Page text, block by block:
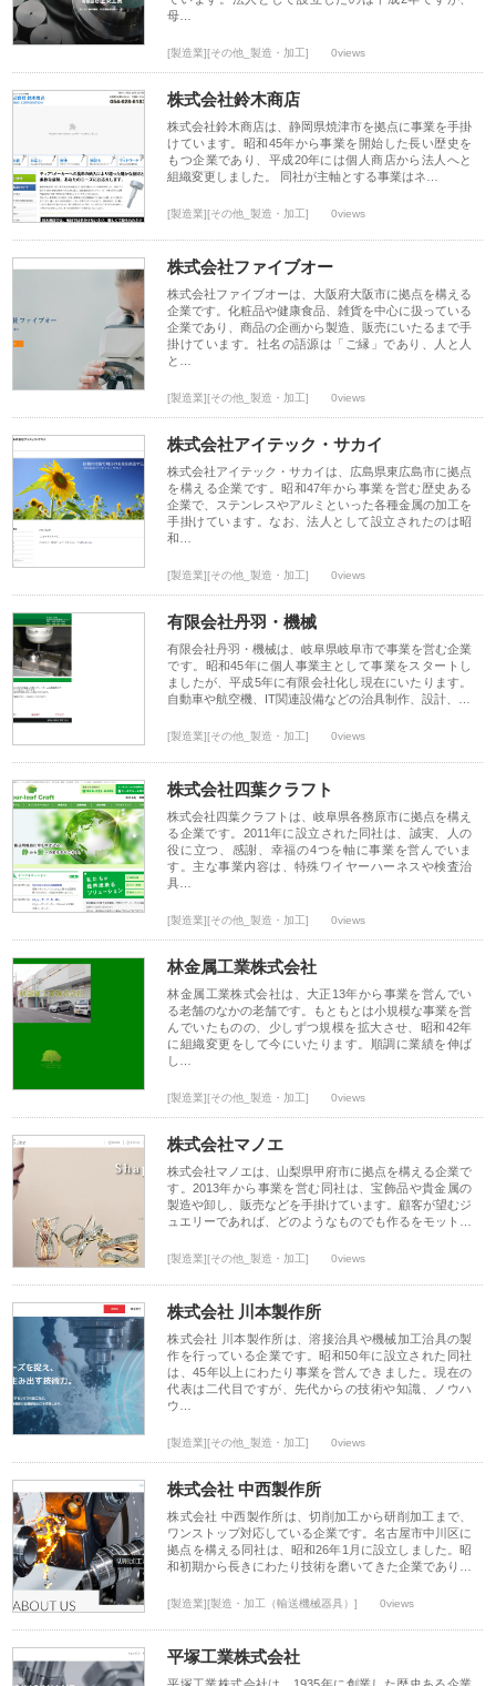
母…
[製造業][その他_製造・加工] 0views
株式会社鈴木商店
株式会社鈴木商店は、静岡県焼津市を拠点に事業を手掛
けています。昭和45年から事業を開始した長い歴史を
もつ企業であり、平成20年には個人商店から法人へと
組織変更しました。 同社が主軸とする事業はネ…
[製造業][その他_製造・加工] 0views
株式会社ファイブオー
株式会社ファイブオーは、大阪府大阪市に拠点を構える
企業です。化粧品や健康食品、雑貨を中心に扱っている
企業であり、商品の企画から製造、販売にいたるまで手
掛けています。社名の語源は「ご縁」であり、人と人
と…
[製造業][その他_製造・加工] 0views
株式会社アイテック・サカイ
株式会社アイテック・サカイは、広島県東広島市に拠点
を構える企業です。昭和47年から事業を営む歴史ある
企業で、ステンレスやアルミといった各種金属の加工を
手掛けています。なお、法人として設立されたのは昭
和…
[製造業][その他_製造・加工] 0views
有限会社丹羽・機械
有限会社丹羽・機械は、岐阜県岐阜市で事業を営む企業
です。昭和45年に個人事業主として事業をスタートし
ましたが、平成5年に有限会社化し現在にいたります。
自動車や航空機、IT関連設備などの治具制作、設計、…
[製造業][その他_製造・加工] 0views
株式会社四葉クラフト
株式会社四葉クラフトは、岐阜県各務原市に拠点を構え
る企業です。2011年に設立された同社は、誠実、人の
役に立つ、感謝、幸福の4つを軸に事業を営んでいま
す。主な事業内容は、特殊ワイヤーハーネスや検査治
具…
[製造業][その他_製造・加工] 0views
林金属工業株式会社
林金属工業株式会社は、大正13年から事業を営んでい
る老舗のなかの老舗です。もともとは小規模な事業を営
んでいたものの、少しずつ規模を拡大させ、昭和42年
に組織変更をして今にいたります。順調に業績を伸ば
し…
[製造業][その他_製造・加工] 0views
株式会社マノエ
株式会社マノエは、山梨県甲府市に拠点を構える企業で
す。2013年から事業を営む同社は、宝飾品や貴金属の
製造や卸し、販売などを手掛けています。顧客が望むジ
ュエリーであれば、どのようなものでも作るをモット…
[製造業][その他_製造・加工] 0views
株式会社 川本製作所
株式会社 川本製作所は、溶接治具や機械加工治具の製
作を行っている企業です。昭和50年に設立された同社
は、45年以上にわたり事業を営んできました。現在の
代表は二代目ですが、先代からの技術や知識、ノウハ
ウ…
[製造業][その他_製造・加工] 0views
株式会社 中西製作所
株式会社 中西製作所は、切削加工から研削加工まで、
ワンストップ対応している企業です。名古屋市中川区に
拠点を構える同社は、昭和26年1月に設立しました。昭
和初期から長きにわたり技術を磨いてきた企業であり…
[製造業][製造・加工（輸送機械器具）] 0views
平塚工業株式会社